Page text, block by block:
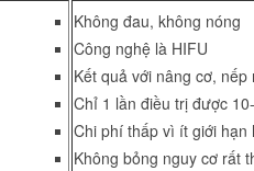
Không đau, không nóng
Công nghệ là HIFU
Kết quả với nâng cơ, nếp
Chỉ 1 lần điều trị được
Chi phí thấp vì ít giới hạn
Không bỏng nguy cơ rất